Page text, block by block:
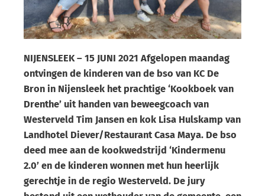
NIJENSLEEK – 15 JUNI 2021 Afgelopen maandag
ontvingen de kinderen van de bso van KC De
Bron in Nijensleek het prachtige ‘Kookboek van
Drenthe’ uit handen van beweegcoach van
Westerveld Tim Jansen en kok Lisa Hulskamp van
Landhotel Diever/Restaurant Casa Maya. De bso
deed mee aan de kookwedstrijd ‘Kindermenu
2.0’ en de kinderen wonnen met hun heerlijk
gerechtje in de regio Westerveld. De jury